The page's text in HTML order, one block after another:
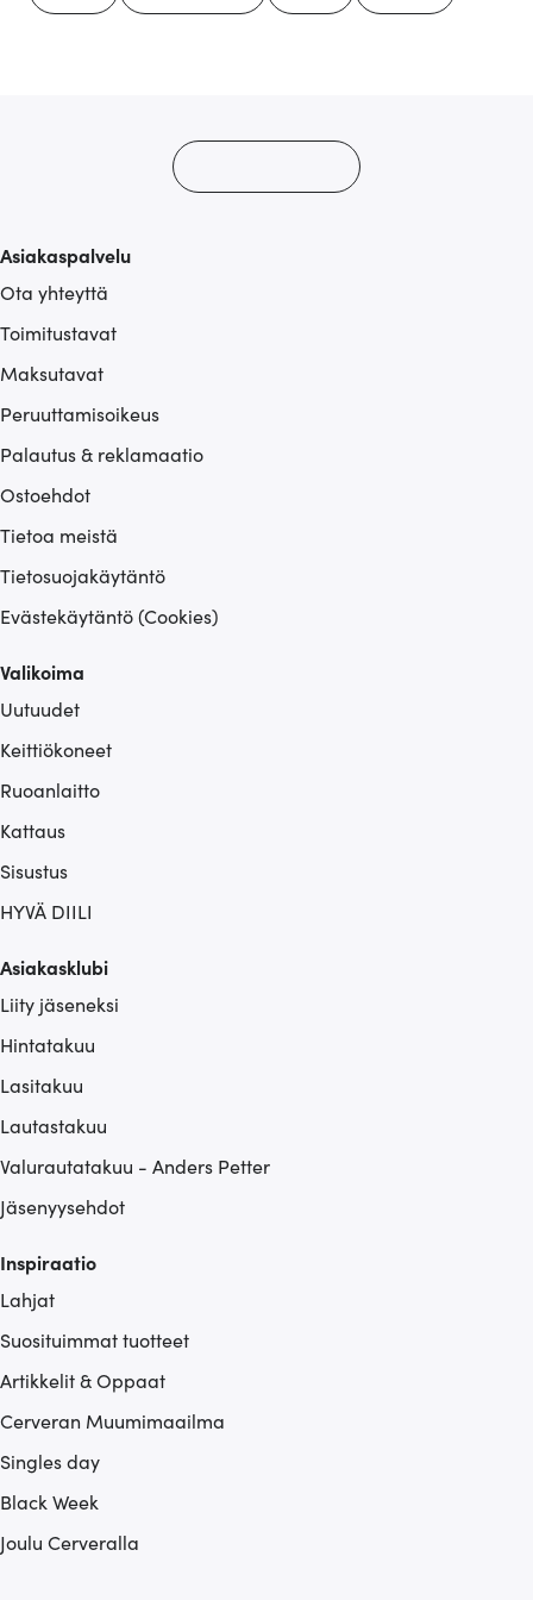
Asiakaspalvelu
Ota yhteyttä
Toimitustavat
Maksutavat
Peruuttamisoikeus
Palautus & reklamaatio
Ostoehdot
Tietoa meistä
Tietosuojakäytäntö
Evästekäytäntö (Cookies)
Valikoima
Uutuudet
Keittiökoneet
Ruoanlaitto
Kattaus
Sisustus
HYVÄ DIILI
Asiakasklubi
Liity jäseneksi
Hintatakuu
Lasitakuu
Lautastakuu
Valurautatakuu - Anders Petter
Jäsenyysehdot
Inspiraatio
Lahjat
Suosituimmat tuotteet
Artikkelit & Oppaat
Cerveran Muumimaailma
Singles day
Black Week
Joulu Cerveralla